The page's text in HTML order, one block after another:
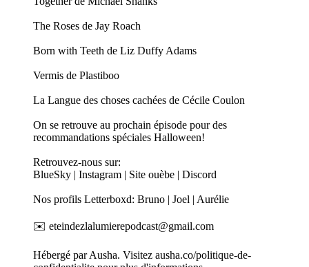
The Roses de Jay Roach
Born with Teeth de Liz Duffy Adams
Vermis de Plastiboo
La Langue des choses cachées de Cécile Coulon
On se retrouve au prochain épisode pour des
recommandations spéciales Halloween!
Retrouvez-nous sur:
BlueSky | Instagram | Site ouèbe | Discord
Nos profils Letterboxd: Bruno | Joel | Aurélie
✉️ eteindezlalumierepodcast@gmail.com
Hébergé par Ausha. Visitez ausha.co/politique-de-